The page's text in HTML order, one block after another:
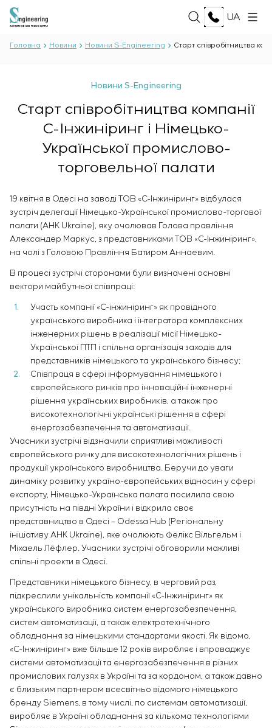
UA
Історія
Виробничий комплекс
Документи
Партнерство
Відгуки та нагороди
ПОСЛУГИ
Розробка проєктної документації
Розробка програмного забезпечення
електротехнічної лабораторії
Виробництво і постачання обладнання
замовнику
Монтаж обладнання
Пуско-налагоджувальні роботи
Введення в експлуатацію і навчання персоналу
замовника
Управління проєктами
Аутсорсинг
Консалтингові послуги
Індивідуальна розробка та випробування
щитового обладнання
Розробка математичних моделей об’єктів
управління
Розробка спеціальних алгоритмів
Розробка систем управління
Енергоаудит
РІШЕННЯ
ВСІ РІШЕННЯ
Харчова промисловість
Енергетика
Целюлозно-паперова галузь
Важка промисловість
Інфраструктура
Хімічна промисловість
Цементна промисловість
ПРОЄКТИ
КАР’ЄРА
Вакансії
Ветеранам
КОНТАКТИ
Головна Новини Новини S-Engineering Старт співробітництва
Новини S-Engineering
Старт співробітництва компанії
С-Інжиніринг і Німецько-
Української промислово-
торговельної палати
19 квітня в Одесі на заводі ТОВ «С-Інжиніринг» відбулася
зустріч делегації Німецько-Української промислово-торгової
палати (AHK Ukraine), яку очолював Голова правління
Александер Маркус, з представниками ТОВ «С-Інжиніринг»,
на чолі з Головою Правління Батиром Аннаевим.
В процесі зустрічі сторонами були визначені основні
вектори майбутньої співпраці:
Участь компанії «С-інжиніринг» як провідного
українського виробника і інтегратора комплексних
інженерних рішень в реалізації місії Німецько-
Української ПТП і спільна організація заходів для
представників німецького та українського бізнесу;
Співпраця в сфері інформування німецького і
європейського ринків про інноваційні інженерні
рішення українських виробників, а також про
високотехнологічні українські рішення в сфері
енергозабезпечення та автоматизації.
Учасники зустрічі відзначили сприятливі можливості
європейського ринку для високотехнологічних рішень і
продукції українського виробництва. Беручи до уваги
динаміку розвитку україно-європейських відносин у сфері
експорту, Німецько-Українська палата посилила свою
присутність на півдні України і відкрила своє
представництво в Одесі – Odessa Hub (Регіональну
ініціативу AHK Ukraine), яке очолюють Фелікс Вільгельм і
Міхаель Лёфлер. Учасники зустрічі обговорили можливі
спільні проекти в Одесі.
Представники німецького бізнесу, в черговий раз,
підкреслили унікальність компанії «С-Інжиніринг» як
українського виробника систем енергозабезпечення,
систем автоматизації, а також електротехнічного
обладнання за німецькими стандартами якості. Як відомо,
«С-Інжиніринг» вже більше 12 років виробляє і впроваджує
системи автоматизації та енергозабезпечення в різних
промислових галузях в Україні та за кордоном, а також давно
є близьким партнером всесвітньо відомого німецького
бренду Siemens, в тому числі, по системам автоматизації,
виробляє в Україні обладнання за кількома технологіями